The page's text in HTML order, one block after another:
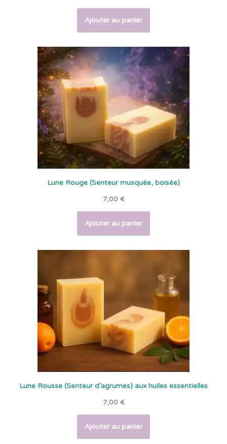
Ajouter au panier
Lune Rouge (Senteur musquée, boisée)
7,00 €
Ajouter au panier
Lune Rousse (Senteur d’agrumes) aux huiles essentielles
7,00 €
Ajouter au panier